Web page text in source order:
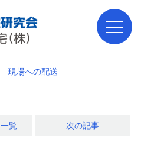
現場への配送
一覧 次の記事